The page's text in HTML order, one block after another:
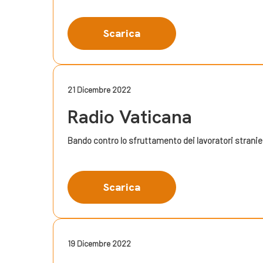
Scarica
21 Dicembre 2022
Radio Vaticana
Bando contro lo sfruttamento dei lavoratori
Scarica
19 Dicembre 2022